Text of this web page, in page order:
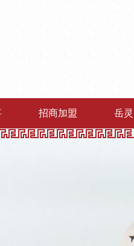
招商加盟 岳